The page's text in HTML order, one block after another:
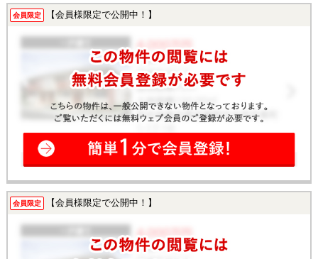
会員限定 【会員様限定で公開中！】
会員限定 【会員様限定で公開中！】